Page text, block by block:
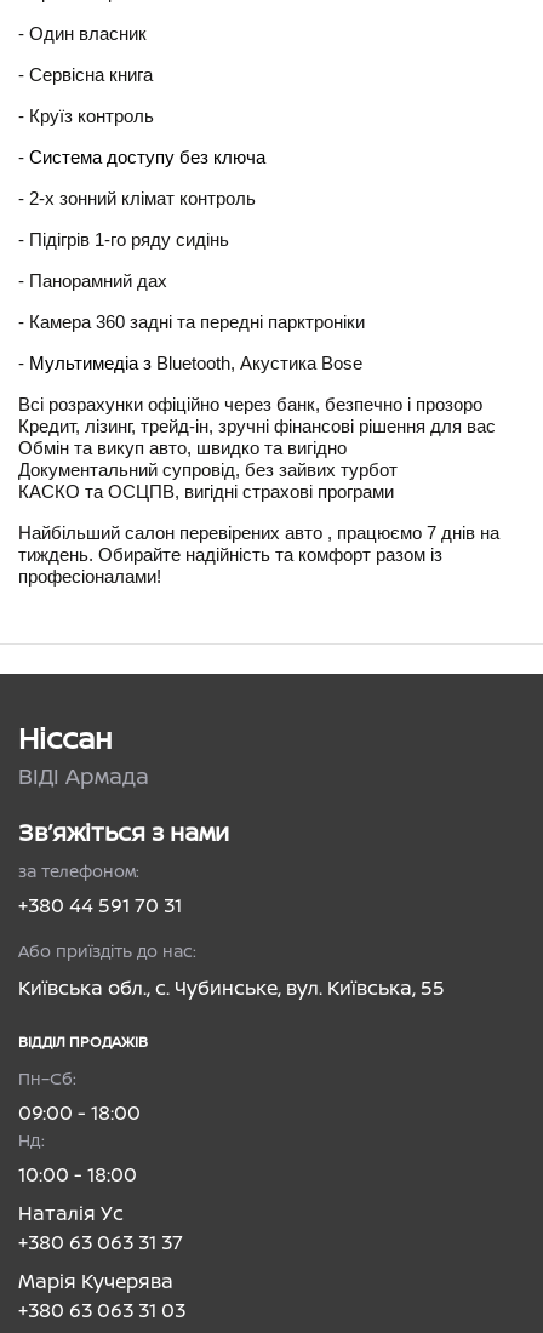
- Один власник
- Cервісна книга
- Круїз контроль
- Система доступу без ключа
- 2-х зонний клімат контроль
- Підігрів 1-го ряду сидінь
- Панорамний дах
- Камера 360 задні та передні парктроніки
- Мультимедіа з Bluetooth, Акустика Bose
Всі розрахунки офіційно через банк, безпечно і прозоро
Кредит, лізинг, трейд-ін, зручні фінансові рішення для вас
Обмін та викуп авто, швидко та вигідно
Документальний супровід, без зайвих турбот
КАСКО та ОСЦПВ, вигідні страхові програми
Найбільший салон перевірених авто , працюємо 7 днів на
тиждень. Обирайте надійність та комфорт разом із
професіоналами!
Ніссан
ВІДІ Армада
Зв’яжіться з нами
за телефоном:
+380 44 591 70 31
Або приїздіть до нас:
Київська обл., с. Чубинське, вул. Київська, 55
ВІДДІЛ ПРОДАЖІВ
Пн–Сб:
09:00 - 18:00
Нд:
10:00 - 18:00
Наталія Ус
+380 63 063 31 37
Марія Кучерява
+380 63 063 31 03